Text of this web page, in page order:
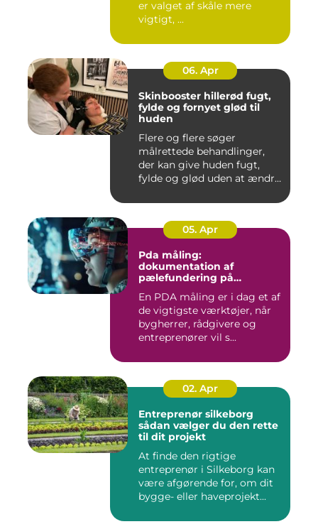
er valget af skåle mere
vigtigt, ...
06. Apr
Skinbooster hillerød fugt,
fylde og fornyet glød til
huden
Flere og flere søger
målrettede behandlinger,
der kan give huden fugt,
fylde og glød uden at ændre
05. Apr
Pda måling:
dokumentation af
pælefundering på
En PDA måling er i dag et af
de vigtigste værktøjer, når
bygherrer, rådgivere og
entreprenører vil s...
02. Apr
Entreprenør silkeborg
sådan vælger du den rette
til dit projekt
At finde den rigtige
entreprenør i Silkeborg kan
være afgørende for, om dit
bygge- eller haveprojekt...